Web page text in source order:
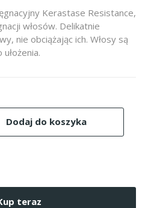
Kerastase Resistance,
włosów. Delikatnie
nie obciążając ich. Włosy są
Dodaj do koszyka
teraz